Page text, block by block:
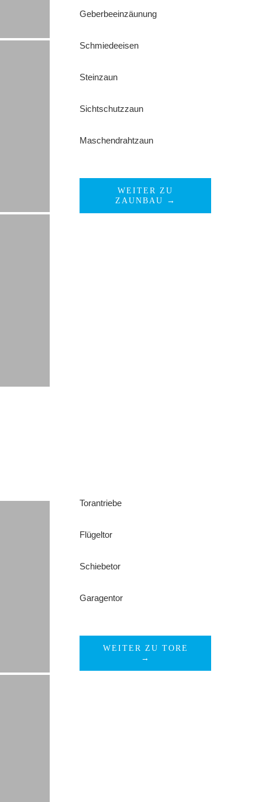
Geberbeeinzäunung
Schmiedeeisen
Steinzaun
Sichtschutzzaun
Maschendrahtzaun
WEITER ZU
ZAUNBAU →
Torantriebe
Flügeltor
Schiebetor
Garagentor
WEITER ZU TORE
→